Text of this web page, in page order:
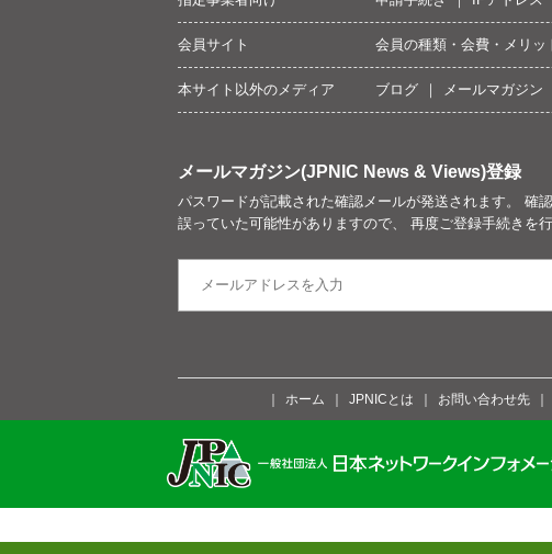
会員サイト 会員の種類・会費・メリッ
本サイト以外のメディア ブログ メールマガジン
メールマガジン(JPNIC News & Views)登録
パスワードが記載された確認メールが発送されます。 確
誤っていた可能性がありますので、 再度ご登録手続きを行
ホーム JPNICとは お問い合わせ先